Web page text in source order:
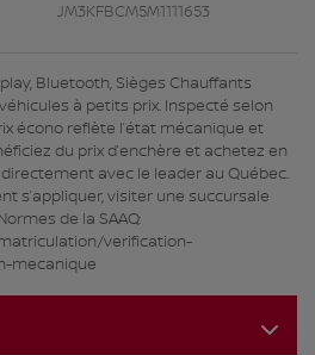
JM3KFBCM5M1111653
Bluetooth, Sièges Chauffants
à petits prix. Inspecté selon
écono reflète l’état mécanique et
du prix d’enchère et achetez en
avec le leader au Québec.
s’appliquer, visiter une succursale
de la SAAQ:
verification-
mecanique